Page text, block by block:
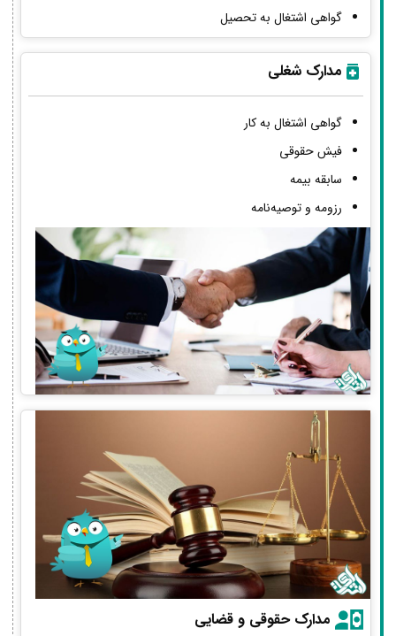
گواهی اشتغال به تحصیل
مدارک شغلی
گواهی اشتغال به کار
فیش حقوقی
سابقه بیمه
رزومه و توصیه‌نامه
مدارک حقوقی و قضایی